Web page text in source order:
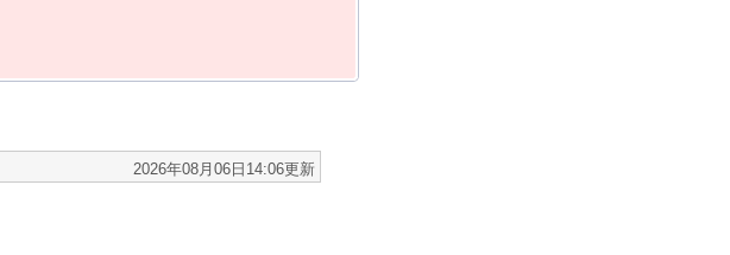
2026年08月06日14:06更新